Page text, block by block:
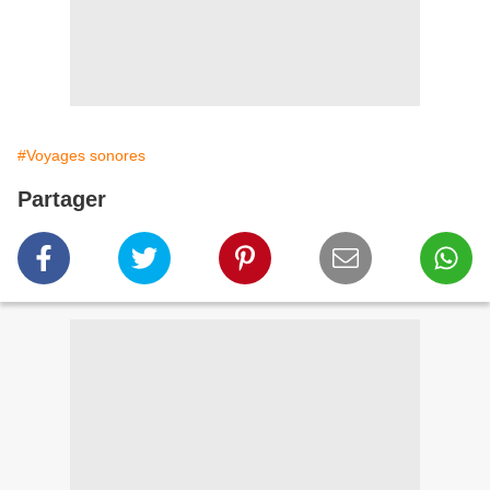
#Voyages sonores
Partager